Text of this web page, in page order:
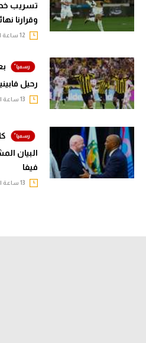
تسريب
وقرارنا
رحيل
البيان
فيفا